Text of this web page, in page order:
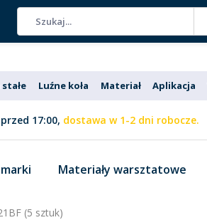
stałe Luźne koła Materiał Aplikacja
17:00, dostawa w 1-2 dni robocze.
marki Materiały warsztatowe
(5 sztuk)